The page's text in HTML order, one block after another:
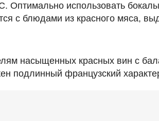
Оптимально использовать
с блюдами из красного мяса,
насыщенных красных вин с
подлинный французский